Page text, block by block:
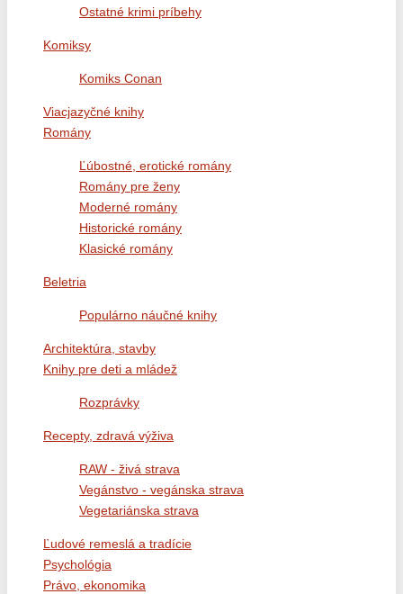
Ostatné krimi príbehy
Komiksy
Komiks Conan
Viacjazyčné knihy
Romány
Ľúbostné, erotické romány
Romány pre ženy
Moderné romány
Historické romány
Klasické romány
Beletria
Populárno náučné knihy
Architektúra, stavby
Knihy pre deti a mládež
Rozprávky
Recepty, zdravá výživa
RAW - živá strava
Vegánstvo - vegánska strava
Vegetariánska strava
Ľudové remeslá a tradície
Psychológia
Právo, ekonomika